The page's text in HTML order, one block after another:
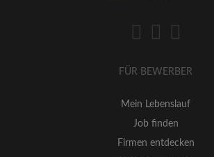
FÜR BEWERBER
Mein Lebenslauf
Job finden
Firmen entdecken